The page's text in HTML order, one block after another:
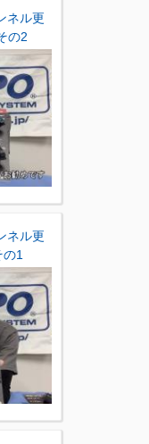
ネル更
の2
ネル更
1